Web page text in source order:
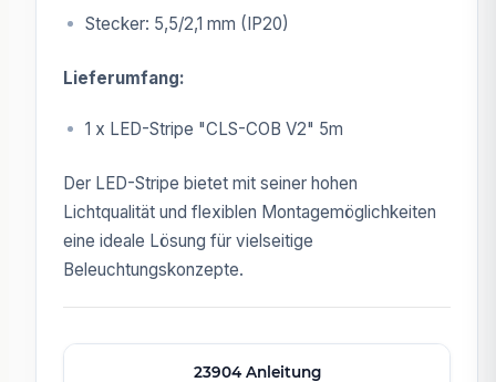
Stecker: 5,5/2,1 mm (IP20)
Lieferumfang:
1 x LED-Stripe "CLS-COB V2" 5m
Der LED-Stripe bietet mit seiner hohen
Lichtqualität und flexiblen Montagemöglichkeiten
eine ideale Lösung für vielseitige
Beleuchtungskonzepte.
23904 Anleitung